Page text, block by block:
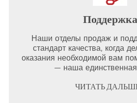
Поддержка
Наши отделы продаж и
стандарт качества, когда
оказания необходимой вам
— наша единственная
ЧИТАТЬ